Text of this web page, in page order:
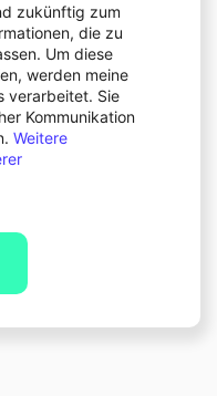
zukünftig zum
die zu
Um diese
werden meine
verarbeitet. Sie
Kommunikation
Weitere